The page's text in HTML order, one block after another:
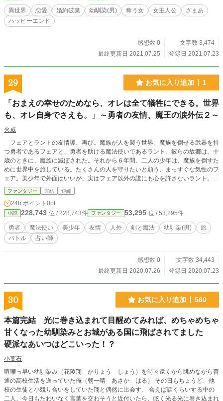
異世界 恋愛 婚約破棄 幼馴染(男) 奪う女 女主人公
ざまあ
ハッピーエンド
感想数 0
文字数 3,474
最終更新日 2021.07.25
登録日 2021.07.23
29 お気に入り追加 1
「おまえの幸せのためなら、オレは全て犠牲にできる。世界
も、オレ自身でさえも。」～勇者の友情、魔王の涙外伝２～
火威
フェアとラントの友情譚、再び。魔族が人を襲う世界。魔族を倒せる武器を持
つ勇者であるフェアと、勇者を助ける魔法使いであるラント。彼らの故郷は、十
歳のときに、魔族に滅ぼされた。それから６年間、二人の少年は、魔族を倒すた
めに世界中を旅している。たくさんの人を守りたいと願う、まっすぐな気性のフ
ェア。美少年で外面はいいが、実はフェア以外の誰にも心を許さないラント。彼
らが今回滞在する街は、祭の最中だった。人間に裏切られ、彼を殺してしまった
森の精霊を慰めるための祭。そこで二人は、ルウナという少年占い師と出会う。
ラントに、「フェアさんは、いつかラントさんを裏切る。」と予言するルウナ。
ラントは「報われなくてもいい。」と答える。まるで、ルウナの予言が成就する
ことを知っているかのように。ルウナに「フェアさんを殺せば、誰にもとられな
い。」と唆されるラント。果たして、ラントの選択は。そしてそれを、フェアは
受け入れるのか。「おまえを泣かせてまで、ほしいものなんかない。」～勇者の
の友情、魔王の涙外伝１～の続編ですので、さきにそちらを読んでいただけると
ありがたいです。一応、一話完結で説明もしてありますので、これだけ読んでも
ます。正伝は残酷描写があるのでＲ１５ついてますが、全然たいしたことはない
ファンタジー 完結 短編
24h.ポイント 0pt
小説 228,743 位 / 228,743件 ファンタジー 53,295 位 / 53,295件
勇者 魔法使い 美少年 友情 人外 剣と魔法 幼馴染(男)
旅
バトル
占い師
感想数 0
文字数 34,443
最終更新日 2020.07.26
登録日 2020.07.23
30 お気に入り追加 560
本篇完結 光に巻き込まれて目醒めてみれば、めちゃめちゃ
甘くなった幼馴染みとお城がある国に飛ばされてました
硬派なあいつはどこいった！？
小葉石
喧嘩っ早い幼馴染み（花陵翔 かりょう しょう）を時々遠くから眺めながら普
通の高校生活を送っていた俺（朝一晴 あさか はる） その日もちょうど、他
校の生徒と小競り合いをしていた翔と偶然に出会す。 合えば話くらいする中の
二人、今日もたわいなく言葉を交わそうと近付いたら、眩く光る光に巻き込まれ